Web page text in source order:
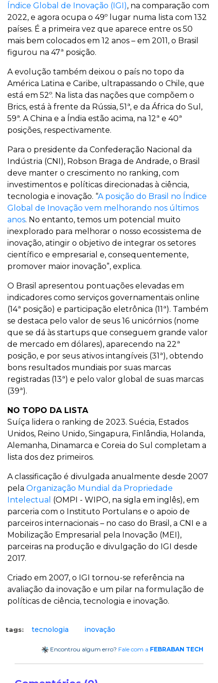
Índice Global de Inovação (IGI), na comparação com
2022, e agora ocupa o 49º lugar numa lista com 132
países. É a primeira vez que aparece entre os 50
mais bem colocados em 12 anos – em 2011, o Brasil
figurou na 47ª posição.
A evolução também deixou o país no topo da
América Latina e Caribe, ultrapassando o Chile, que
está em 52º. Na lista das nações que compõem o
Brics, está à frente da Rússia, 51ª, e da África do Sul,
59ª. A China e a Índia estão acima, na 12ª e 40ª
posições, respectivamente.
Para o presidente da Confederação Nacional da
Indústria (CNI), Robson Braga de Andrade, o Brasil
deve manter o crescimento no ranking, com
investimentos e políticas direcionadas à ciência,
tecnologia e inovação. “A posição do Brasil no Índice
Global de Inovação vem melhorando nos últimos
anos. No entanto, temos um potencial muito
inexplorado para melhorar o nosso ecossistema de
inovação, atingir o objetivo de integrar os setores
científico e empresarial e, consequentemente,
promover maior inovação”, explica.
O Brasil apresentou pontuações elevadas em
indicadores como serviços governamentais online
(14ª posição) e participação eletrônica (11ª). Também
se destaca pelo valor de seus 16 unicórnios (nome
que se dá às startups que conseguem grande valor
de mercado em dólares), aparecendo na 22ª
posição, e por seus ativos intangíveis (31ª), obtendo
bons resultados mundiais por suas marcas
registradas (13ª) e pelo valor global de suas marcas
(39ª).
NO TOPO DA LISTA
Suíça lidera o ranking de 2023. Suécia, Estados
Unidos, Reino Unido, Singapura, Finlândia, Holanda,
Alemanha, Dinamarca e Coreia do Sul completam a
lista dos dez primeiros.
A classificação é divulgada anualmente desde 2007
pela Organização Mundial da Propriedade
Intelectual (OMPI - WIPO, na sigla em inglês), em
parceria com o Instituto Portulans e o apoio de
parceiros internacionais – no caso do Brasil, a CNI e a
Mobilização Empresarial pela Inovação (MEI),
parceiras na produção e divulgação do IGI desde
2017.
Criado em 2007, o IGI tornou-se referência na
avaliação da inovação e um pilar na formulação de
políticas de ciência, tecnologia e inovação.
tags: tecnologia inovação
Encontrou algum erro? Fale com a FEBRABAN TECH